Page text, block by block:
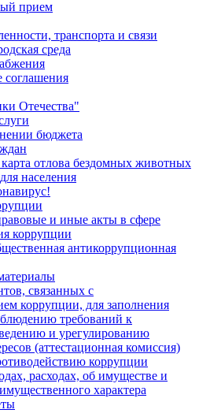
прием
транспорта и связи
среда
Отечества"
бюджета
отлова бездомных животных
населения
и иные акты в сфере
коррупции
антикоррупционная
связанных с
коррупции, для заполнения
требований к
и урегулированию
(аттестационная комиссия)
коррупции
расходах, об имуществе и
характера